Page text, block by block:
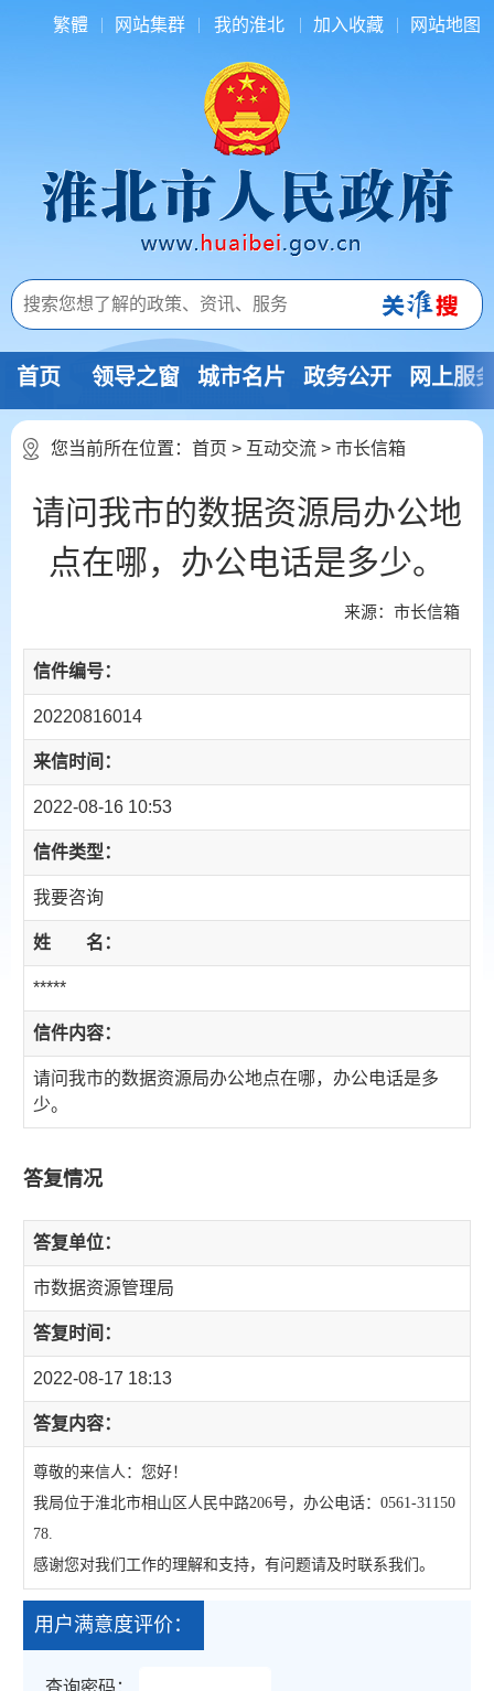
繁體 网站集群 我的淮北 加入收藏 网站地图
首页 领导之窗 城市名片 政务公开 网上服
您当前所在位置： 首页 > 互动交流 > 市长信箱
请问我市的数据资源局办公地
点在哪，办公电话是多少。
来源：市长信箱
信件编号：
20220816014
来信时间：
2022-08-16 10:53
信件类型：
我要咨询
姓 名：
*****
信件内容：
请问我市的数据资源局办公地点在哪，办公电话是多
少。
答复情况
答复单位：
市数据资源管理局
答复时间：
2022-08-17 18:13
答复内容：
尊敬的来信人：您好！
我局位于淮北市相山区人民中路206号，办公电话：0561-31150
78.
感谢您对我们工作的理解和支持，有问题请及时联系我们。
用户满意度评价：
查询密码：